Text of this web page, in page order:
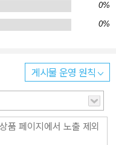
0%
0%
게시물 운영 원칙